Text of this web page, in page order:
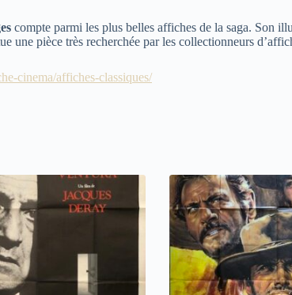
compte parmi les plus belles affiches de la saga. Son
une pièce très recherchée par les collectionneurs
cinema/affiches-classiques/